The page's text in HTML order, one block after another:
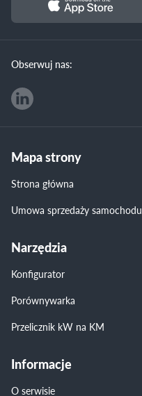
Obserwuj nas:
Mapa strony
Strona główna
Umowa sprzedaży samochodu
Narzędzia
Konfigurator
Porównywarka
Przelicznik kW na KM
Informacje
O serwisie